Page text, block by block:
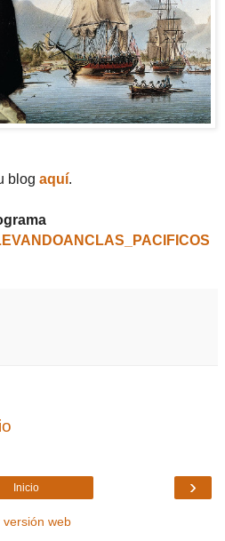
blog aquí.
›
Inicio
versión web